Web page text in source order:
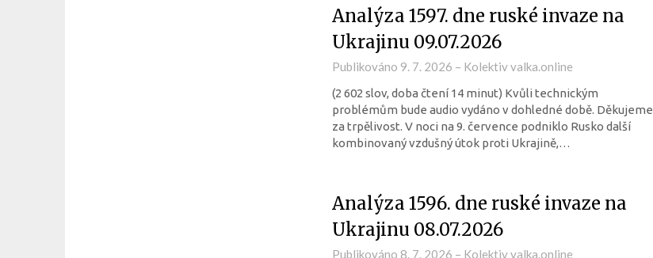
Analýza 1597. dne ruské invaze na
Ukrajinu 09.07.2026
Publikováno 9. 7. 2026 – Kolektiv valka.online
(2 602 slov, doba čtení 14 minut) Kvůli technickým
problémům bude audio vydáno v dohledné době. Děkujeme
za trpělivost. V noci na 9. července podniklo Rusko další
kombinovaný vzdušný útok proti Ukrajině,…
Analýza 1596. dne ruské invaze na
Ukrajinu 08.07.2026
Publikováno 8. 7. 2026 – Kolektiv valka.online